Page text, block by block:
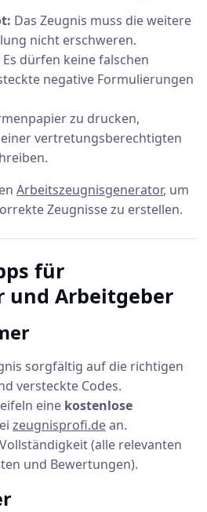
Das Zeugnis muss die weitere
nicht erschweren.
Es dürfen keine falschen
negative Formulierungen
zu drucken,
vertretungsberechtigten
Arbeitszeugnisgenerator, um
Zeugnisse zu erstellen.
für
und Arbeitgeber
sorgfältig auf die richtigen
versteckte Codes.
eine kostenlose
zeugnisprofi.dean.
(alle relevanten
und Bewertungen).